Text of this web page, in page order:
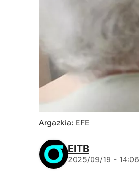
Argazkia: EFE
EITB
2025/09/19 - 14:06